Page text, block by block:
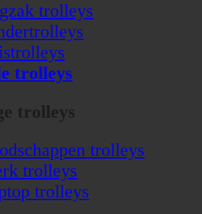
trolleys
trolleys
trolleys
trolleys
trolleys
trolleys